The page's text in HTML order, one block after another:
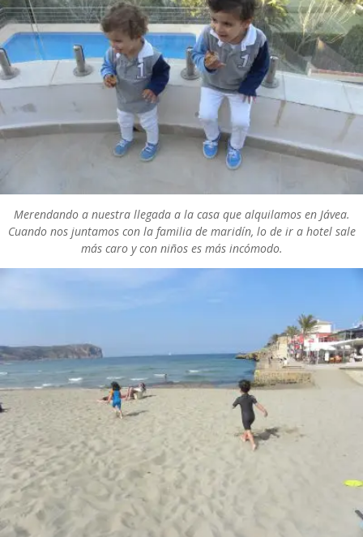
Merendando a nuestra llegada a la casa que alquilamos en Jávea.
Cuando nos juntamos con la familia de maridín, lo de ir a hotel sale
más caro y con niños es más incómodo.